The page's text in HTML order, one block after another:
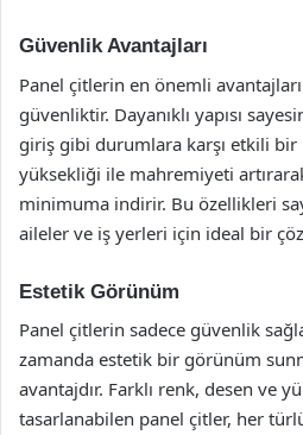
Güvenlik Avantajları
Panel çitlerin en önemli
güvenliktir. Dayanıklı yapısı
giriş gibi durumlara karşı etkili bir
yüksekliği ile mahremiyeti
minimuma indirir. Bu özellikleri
aileler ve iş yerleri için ideal bir
Estetik Görünüm
Panel çitlerin sadece güvenlik
zamanda estetik bir görünüm
avantajdır. Farklı renk, desen ve
tasarlanabilen panel çitler, her